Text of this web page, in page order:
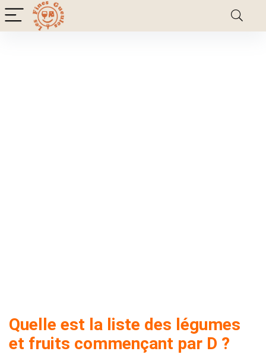
Quelle est la liste des légumes
et fruits commençant par D ?